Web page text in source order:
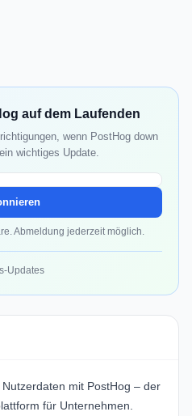
auf dem Laufenden
wenn PostHog down
wichtiges Update.
Abmeldung jederzeit möglich.
Updates
mit PostHog – der
für Unternehmen.